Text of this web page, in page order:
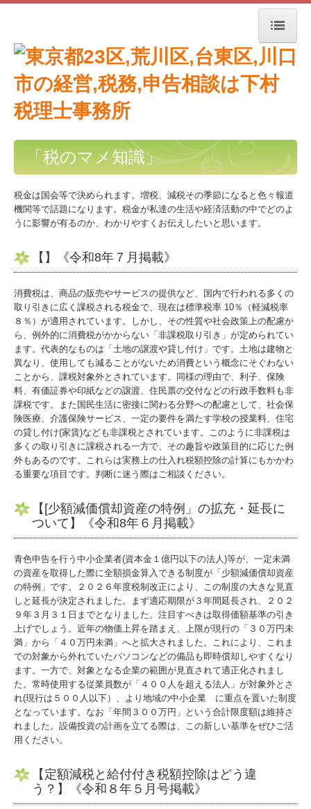
トップページ
お知らせ
経営理念
業務案内
よくある質問
関連リンク
リンク集
お問合せ
補助金・助成金・融資情報
関与先向け融資商品ご紹介
経営者お役立ち情報
経営者オススメ情報
Q&A経営相談
税務カレンダー
税務Q&A
「税務のマメ知識」
「商売のヒント」
偉大なる日本人に学ぶ
社労士が答える職場のＱ＆Ａ
勘違い？言葉使い
「税のマメ知識」
税金は国会等で決められます。増税、減税その季節になると色々報道
機関等で話題になります。税金が私達の生活や経済活動の中でどのよ
うに影響が有るのか、わかりやすくお伝えしたいと思います。
【 】《令和8年７月掲載》
消費税は、商品の販売やサービスの提供など、国内で行われる多くの
取り引きに広く課税される税金で、現在は標準税率 10％（軽減税率
８％）が適用されています。しかし、その性質や社会政策上の配慮か
ら、例外的に消費税がかからない「非課税取り引き」が定められてい
ます。代表的なものは「土地の譲渡や貸し付け」です。土地は建物と
異なり、使用しても減ることがないため消費という概念にそぐわない
ことから、課税対象外とされています。同様の理由で、利子、保険
料、有価証券や印紙などの譲渡、住民票の交付などの行政手数料も非
課税です。また国民生活に密接に関わる分野への配慮として、社会保
険医療、介護保険サービス、一定の要件を満たす学校の授業料、住宅
の貸し付け(家賃)なども非課税とされています。このように非課税は
多くの取り引きに課税される一方で、その趣旨や政策目的に応じた例
外もあるのです。これらは実務上の仕入れ税額控除の計算にもかかわ
る重要な項目です。判断に迷う際はご相談ください。
【[少額減価償却資産の特例」の拡充・延長に
ついて】《令和8年６月掲載》
青色申告を行う中小企業者(資本金１億円以下の法人)等が、一定未満
の資産を取得した際に全額損金算入できる制度が「少額減価償却資産
の特例」です。２０２６年度税制改正により、この制度の大きな見直
しと延長が決定されました。まず適応期限が３年間延長され、２０２
９年３月３１日までとなりました。注目すべきは取得価額基準の引き
上げでしょう。近年の物価上昇を踏まえ、上限が現行の「３０万円未
満」から「４０万円未満」へと拡大されました。これにより、これま
での対象から外れていたパソコンなどの備品も即時償却しやすくなり
ます。一方で、対象となる企業の範囲が見直されて適正化されまし
た。常時使用する従業員数が「４００人を超える法人」が対象外とさ
れ(現行は５００人以下）、より地域の中小企業 に重点を置いた制度
となっています。なお「年間３００万円」という合計限度額は維持さ
れました。設備投資の計画を立てる際は、この新しい基準をぜひご活
用ください。
【定額減税と給付付き税額控除はどう違
う？】《令和８年５月号掲載》